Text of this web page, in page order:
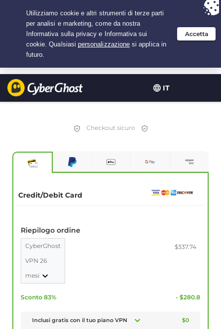
IT
L'offerta migliore per 2.1666666666667 anni a $
Checkout sicuro
Credit/Debit Card
Riepilogo ordine
CyberGhost
VPN 26
mesi
$337.74
Sconto 83% - $280.8
Inclusi gratis con il tuo piano VPN $0